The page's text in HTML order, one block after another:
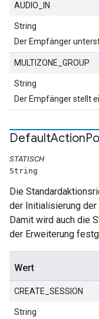
AUDIO_IN
String
Der Empfänger
MULTIZONE_GROUP
String
Der Empfänger stellt
DefaultAction
STATISCH
String
Die
der Initialisierung
Damit wird auch die
der Erweiterung
Wert
CREATE_SESSION
String